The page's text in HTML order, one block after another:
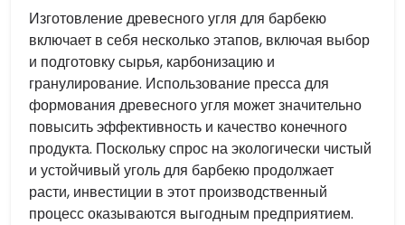
Изготовление древесного угля для барбекю
включает в себя несколько этапов, включая выбор
и подготовку сырья, карбонизацию и
гранулирование. Использование пресса для
формования древесного угля может значительно
повысить эффективность и качество конечного
продукта. Поскольку спрос на экологически чистый
и устойчивый уголь для барбекю продолжает
расти, инвестиции в этот производственный
процесс оказываются выгодным предприятием.